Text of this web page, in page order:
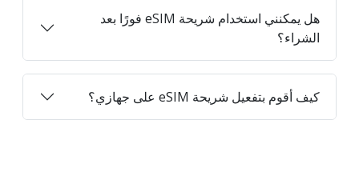
هل يمكنني استخدام شريحة eSIM فورًا بعد
الشراء؟
كيف أقوم بتفعيل شريحة eSIM على جهازي؟